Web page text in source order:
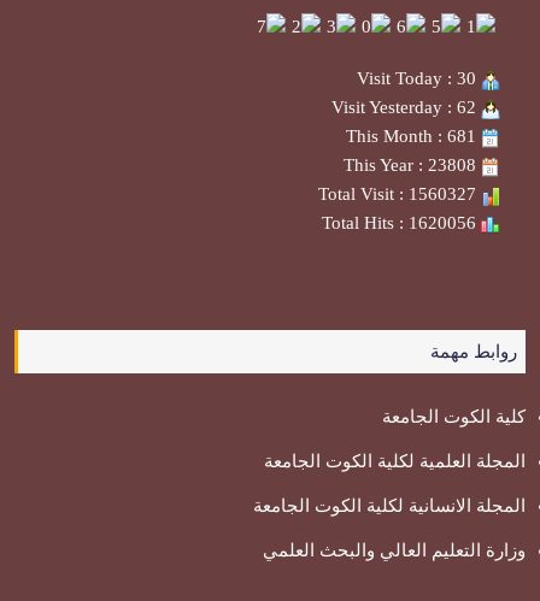
روابط مهمة
كلية الكوت الجامعة
المجلة العلمية لكلية الكوت الجامعة
المجلة الانسانية لكلية الكوت الجامعة
وزارة التعليم العالي والبحث العلمي